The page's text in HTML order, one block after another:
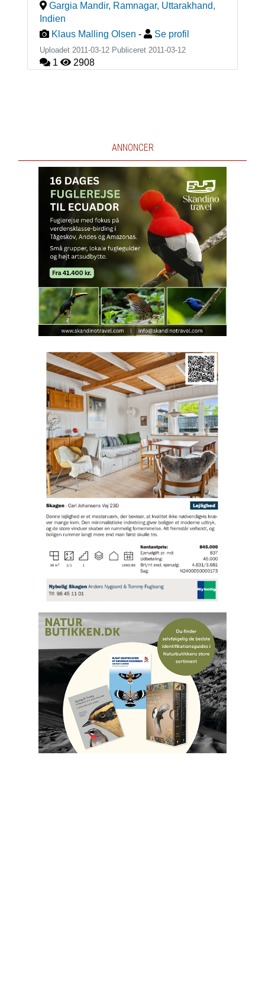
Gargia Mandir, Ramnagar, Uttarakhand,
Indien
Klaus Malling Olsen - Se profil
Uploadet 2011-03-12 Publiceret 2011-03-12
1 2908
ANNONCER